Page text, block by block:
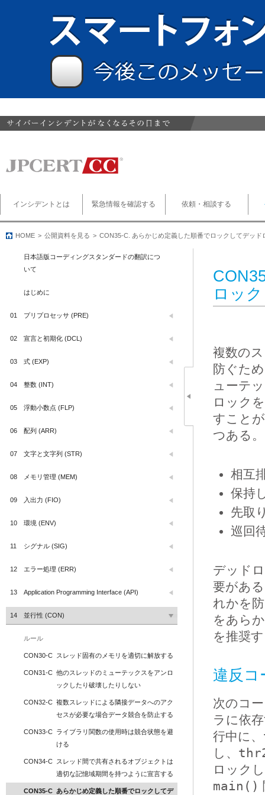
インシデントとは 緊急情報を確認する 依頼・相談する
HOME 公開資料を見る CON35-C. あらかじめ定義した順番でロックしてデッド
ロッ
複数の
防ぐた
ューテ
ロック
すこと
つある。
相互
保持
先取
巡回
デッド
要があ
れかを
をあら
を推奨
違反コ
次のコ
ラに依
行中に、
し、
ロック
main()
日本語版コーディングスタンダードの翻訳につ
いて
はじめに
01 プリプロセッサ (PRE)
02 宣言と初期化 (DCL)
03 式 (EXP)
04 整数 (INT)
05 浮動小数点 (FLP)
06 配列 (ARR)
07 文字と文字列 (STR)
08 メモリ管理 (MEM)
09 入出力 (FIO)
10 環境 (ENV)
11 シグナル (SIG)
12 エラー処理 (ERR)
13 Application Programming Interface (API)
14 並行性 (CON)
ルール
CON30-C スレッド固有のメモリを適切に解放する
CON31-C 他のスレッドのミューテックスをアンロ
ックしたり破壊したりしない
CON32-C 複数スレッドによる隣接データへのアク
セスが必要な場合データ競合を防止する
CON33-C ライブラリ関数の使用時は競合状態を避
ける
CON34-C スレッド間で共有されるオブジェクトは
適切な記憶域期間を持つように宣言する
CON35-C あらかじめ定義した順番でロックしてデ